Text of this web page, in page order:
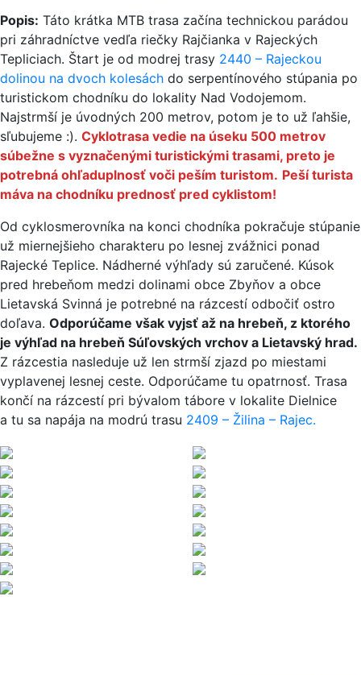
Popis: Táto krátka MTB trasa začína technickou parádou
pri záhradníctve vedľa riečky Rajčianka v Rajeckých
Tepliciach. Štart je od modrej trasy 2440 – Rajeckou
dolinou na dvoch kolesách do serpentínového stúpania po
turistickom chodníku do lokality Nad Vodojemom.
Najstrmší je úvodných 200 metrov, potom je to už ľahšie,
sľubujeme :). Cyklotrasa vedie na úseku 500 metrov
súbežne s vyznačenými turistickými trasami, preto je
potrebná ohľaduplnosť voči peším turistom. Peší turista
máva na chodníku prednosť pred cyklistom!
Od cyklosmerovníka na konci chodníka pokračuje stúpanie
už miernejšieho charakteru po lesnej zvážnici ponad
Rajecké Teplice. Nádherné výhľady sú zaručené. Kúsok
pred hrebeňom medzi dolinami obce Zbyňov a obce
Lietavská Svinná je potrebné na rázcestí odbočiť ostro
doľava. Odporúčame však vyjsť až na hrebeň, z ktorého
je výhľad na hrebeň Súľovských vrchov a Lietavský hrad.
Z rázcestia nasleduje už len strmší zjazd po miestami
vyplavenej lesnej ceste. Odporúčame tu opatrnosť. Trasa
končí na rázcestí pri bývalom tábore v lokalite Dielnice
a tu sa napája na modrú trasu 2409 – Žilina – Rajec.